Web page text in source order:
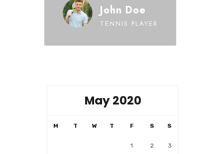
John Doe
TENNIS PLAYER
May 2020
M T W T F S S
1 2 3